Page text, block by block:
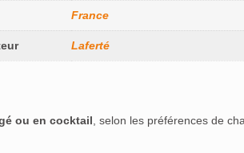
France
Laferté
ou en cocktail, selon les préférences de